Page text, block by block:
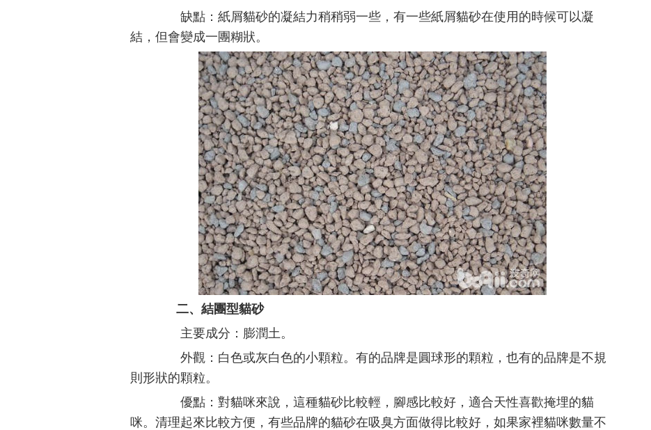
缺點：紙屑貓砂的凝結力稍稍弱一些，有一些紙屑貓砂在使用的時候可以凝
結，但會變成一團糊狀。
二、結團型貓砂
主要成分：膨潤土。
外觀：白色或灰白色的小顆粒。有的品牌是圓球形的顆粒，也有的品牌是不規
則形狀的顆粒。
優點：對貓咪來說，這種貓砂比較輕，腳感比較好，適合天性喜歡掩埋的貓
咪。清理起來比較方便，有些品牌的貓砂在吸臭方面做得比較好，如果家裡貓咪數量不